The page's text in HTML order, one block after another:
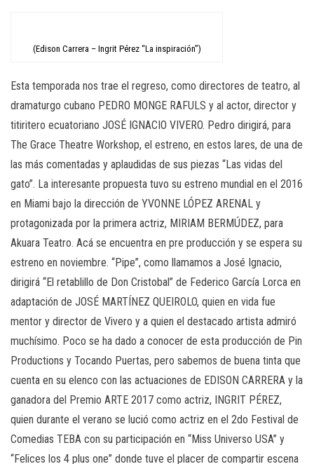
(Edison Carrera – Ingrit Pérez “La inspiración”)
Esta temporada nos trae el regreso, como directores de teatro, al
dramaturgo cubano PEDRO MONGE RAFULS y al actor, director y
titiritero ecuatoriano JOSÉ IGNACIO VIVERO. Pedro dirigirá, para
The Grace Theatre Workshop, el estreno, en estos lares, de una de
las más comentadas y aplaudidas de sus piezas “Las vidas del
gato”. La interesante propuesta tuvo su estreno mundial en el 2016
en Miami bajo la dirección de YVONNE LÓPEZ ARENAL y
protagonizada por la primera actriz, MIRIAM BERMÚDEZ, para
Akuara Teatro. Acá se encuentra en pre producción y se espera su
estreno en noviembre. “Pipe”, como llamamos a José Ignacio,
dirigirá “El retablillo de Don Cristobal” de Federico García Lorca en
adaptación de JOSÉ MARTÍNEZ QUEIROLO, quien en vida fue
mentor y director de Vivero y a quien el destacado artista admiró
muchísimo. Poco se ha dado a conocer de esta producción de Pin
Productions y Tocando Puertas, pero sabemos de buena tinta que
cuenta en su elenco con las actuaciones de EDISON CARRERA y la
ganadora del Premio ARTE 2017 como actriz, INGRIT PÉREZ,
quien durante el verano se lució como actriz en el 2do Festival de
Comedias TEBA con su participación en “Miss Universo USA” y
“Felices los 4 plus one” donde tuve el placer de compartir escena